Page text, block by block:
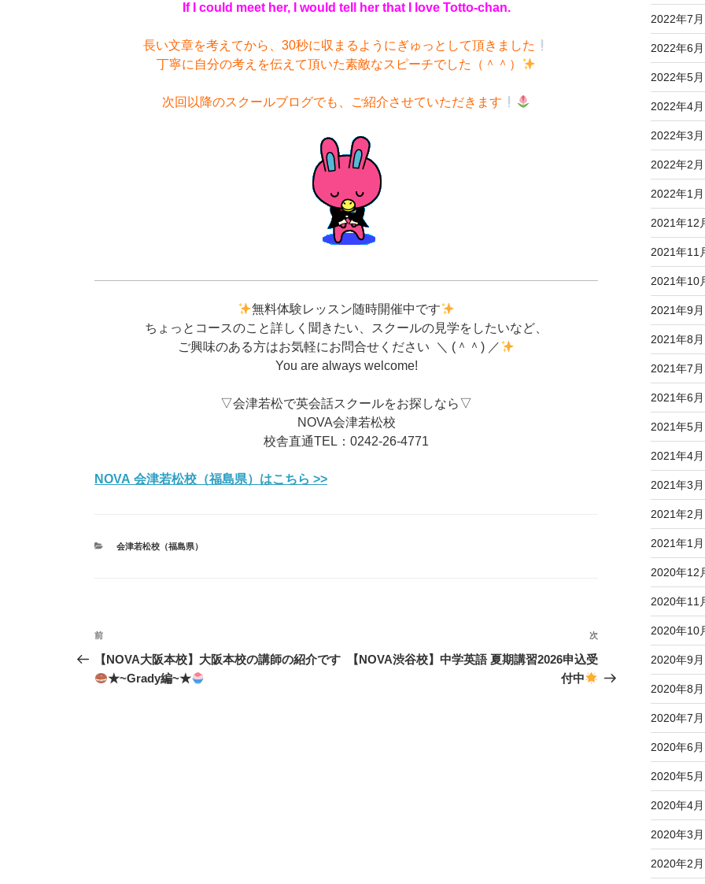
If I could meet her, I would tell her that I love Totto-chan.
長い文章を考えてから、30秒に収まるようにぎゅっとして頂きました
丁寧に自分の考えを伝えて頂いた素敵なスピーチでした（＾＾）
次回以降のスクールブログでも、ご紹介させていただきます
無料体験レッスン随時開催中です
ちょっとコースのこと詳しく聞きたい、スクールの見学をしたいなど、
ご興味のある方はお気軽にお問合せください ＼ (＾＾) ／
You are always welcome!
▽会津若松で英会話スクールをお探しなら▽
NOVA会津若松校
校舎直通TEL：0242-26-4771
NOVA 会津若松校（福島県）はこちら >>
カ
会津若松校（福島県）
投
稿
ナ
前
の
投
前
【NOVA大阪本校】大阪本校の講師の紹介です
★~Grady編~★
次
の
投
次
【NOVA渋谷校】中学英語 夏期講習2026申込受
付中
2022年7月
2022年6月
2022年5月
2022年4月
2022年3月
2022年2月
2022年1月
2021年12
2021年11
2021年10
2021年9月
2021年8月
2021年7月
2021年6月
2021年5月
2021年4月
2021年3月
2021年2月
2021年1月
2020年12
2020年11
2020年10
2020年9月
2020年8月
2020年7月
2020年6月
2020年5月
2020年4月
2020年3月
2020年2月